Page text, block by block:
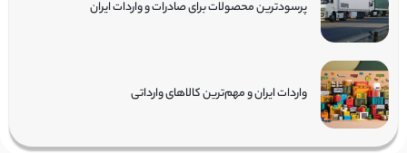
پرسودترین محصولات برای صادرات و واردات ایران
واردات ایران و مهم‌ترین کالاهای وارداتی